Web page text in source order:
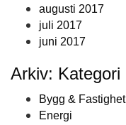
augusti 2017
juli 2017
juni 2017
Arkiv: Kategori
Bygg & Fastighet
Energi